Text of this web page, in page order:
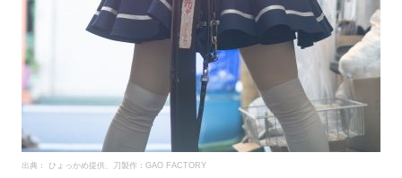
出典： ひょっかめ提供、刀製作：GAO FACTORY